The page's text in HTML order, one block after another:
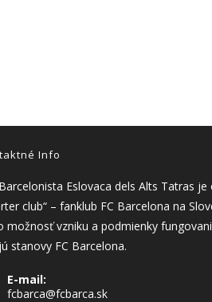
Info
Eslovaca dels Alts Tatras je
club“ – fanklub FC Barcelona na
možnosť vzniku a podmienky
stanovy FC Barcelona.
E-mail:
fcbarca@fcbarca.sk